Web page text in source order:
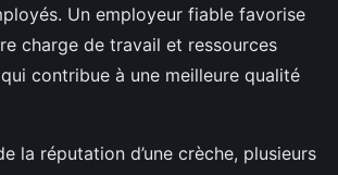
Un employeur fiable favorise
charge de travail et ressources
contribue à une meilleure qualité
la réputation d’une crèche, plusieurs